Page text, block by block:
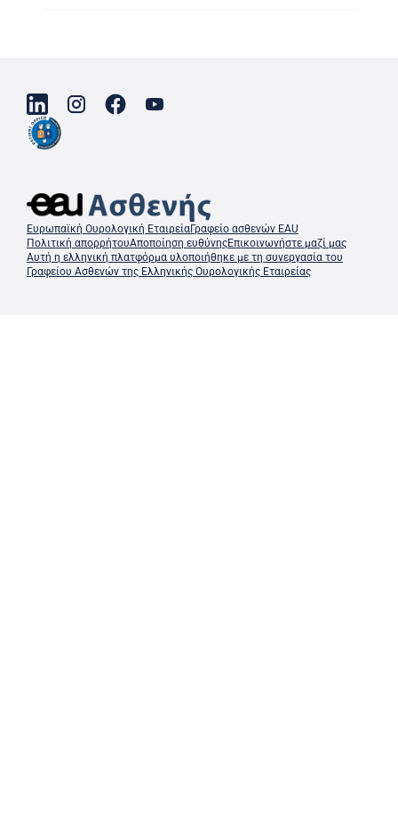
Ευρωπαϊκή Ουρολογική ΕταιρείαΓραφείο ασθενών EAU
Πολιτική απορρήτουΑποποίηση ευθύνηςΕπικοινωνήστε μαζί μας
Αυτή η ελληνική πλατφόρμα υλοποιήθηκε με τη συνεργασία του
Γραφείου Ασθενών της Ελληνικής Ουρολογικής Εταιρείας